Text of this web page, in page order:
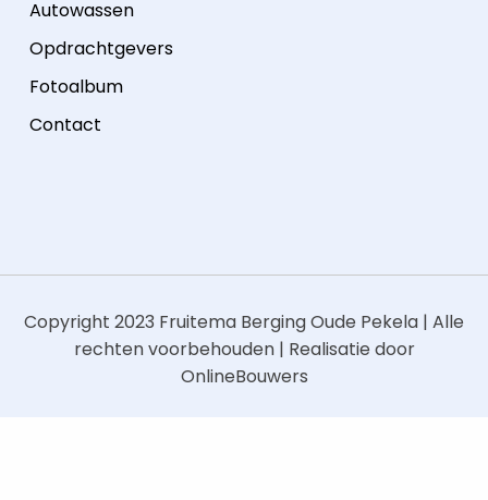
Autowassen
Opdrachtgevers
Fotoalbum
Contact
Copyright 2023 Fruitema Berging Oude Pekela | Alle
rechten voorbehouden | Realisatie door
OnlineBouwers